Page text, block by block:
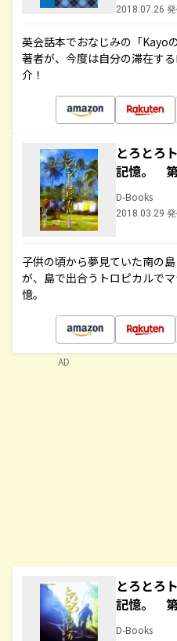
2018.07.26
英会話本でおなじみの「Kayo
著者が、今度は自分の滞在す
介！
とろとろ
記憶。
D-Books
2018.03.29
子供の頃から夢見ていた南の
が、島で出合うトロピカルで
憶。
とろとろ
記憶。
D-Books
AD